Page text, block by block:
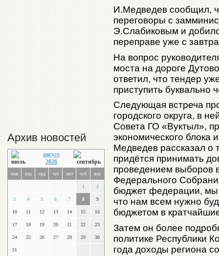
Архив новостей
август
2026
пон втр срд чет пят суб вск
1 2
3 4 5 6 7 8 9
10 11 12 13 14 15 16
17 18 19 20 21 22 23
24 25 26 27 28 29 30
31
И.Медведев сообщил,
переговоры с
Э.Слабиковым и
переправе уже с
На вопрос
моста на дороге
ответил, что тендер
приступить буквально
Следующая встреча
городского округа, в
Совета ГО «Вуктыл»,
экономического
Медведев рассказал о
придётся принимать
проведением выборов
Федерального
бюджет федерации, мы
что нам всем нужно
бюджетом в
Затем он более
политике Республики
года доходы региона